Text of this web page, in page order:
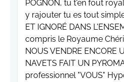
POGNON, tu t'en fout
y rajouter tu es tout
ET IGNORÉ DANS
compris le Royaume
NOUS VENDRE ENCORE
NAVETS FAIT UN
professionnel "VOUS"